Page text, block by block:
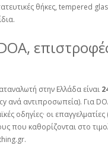
θήκες, tempered
στην Ελλάδα είναι
ανά αντιπροσωπεία). Για
οδηγίες· οι
που καθορίζονται στο